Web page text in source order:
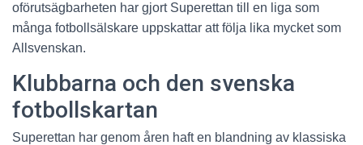
oförutsägbarheten har gjort Superettan till en liga som
många fotbollsälskare uppskattar att följa lika mycket som
Allsvenskan.
Klubbarna och den svenska
fotbollskartan
Superettan har genom åren haft en blandning av klassiska